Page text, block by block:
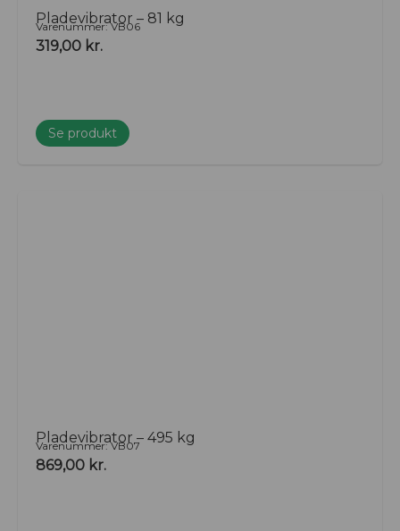
Pladevibrator – 81 kg
Varenummer: VB06
319,00 kr.
Se produkt
Pladevibrator – 495 kg
Varenummer: VB07
869,00 kr.